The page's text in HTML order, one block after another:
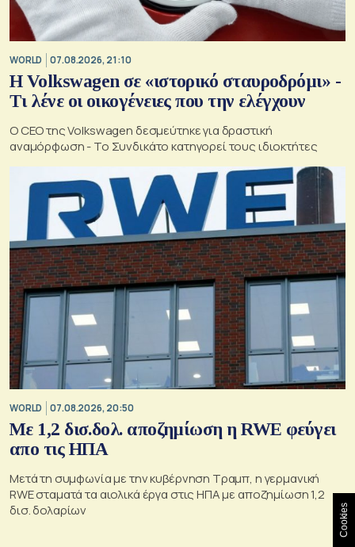
WORLD 07.08.2026, 21:10
Η Volkswagen σε «ιστορικό σταυροδρόμι» -
Τι λένε οι οικογένειες που την ελέγχουν
Ο CEO της Volkswagen δεσμεύτηκε για δραστική
αναμόρφωση - Το Συνδικάτο κατηγορεί τους ιδιοκτήτες
WORLD 07.08.2026, 20:50
Με 1,2 δισ.δολ. αποζημίωση η RWE φεύγει
απο τις ΗΠΑ
Μετά τη συμφωνία με την κυβέρνηση Τραμπ, η γερμανική
RWE σταματά τα αιολικά έργα στις ΗΠΑ με αποζημίωση 1,2
δισ. δολαρίων
Cookies